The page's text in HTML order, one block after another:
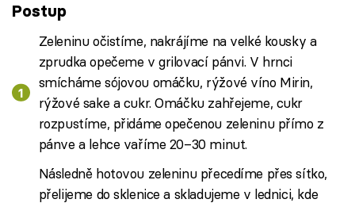
Postup
Zeleninu očistíme, nakrájíme na velké kousky a
zprudka opečeme v grilovací pánvi. V hrnci
smícháme sójovou omáčku, rýžové víno Mirin,
rýžové sake a cukr. Omáčku zahřejeme, cukr
rozpustíme, přidáme opečenou zeleninu přímo z
pánve a lehce vaříme 20–30 minut.
Následně hotovou zeleninu přecedíme přes sítko,
přelijeme do sklenice a skladujeme v lednici, kde